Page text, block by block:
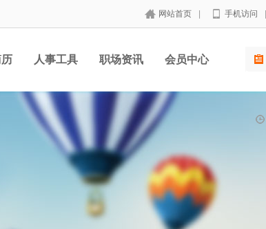
网站首页 手机访问
人事工具 职场资讯 会员中心